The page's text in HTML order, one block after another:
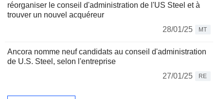
réorganiser le conseil d'administration de l'US Steel et à
trouver un nouvel acquéreur
28/01/25
MT
Ancora nomme neuf candidats au conseil d'administration
de U.S. Steel, selon l'entreprise
27/01/25
RE